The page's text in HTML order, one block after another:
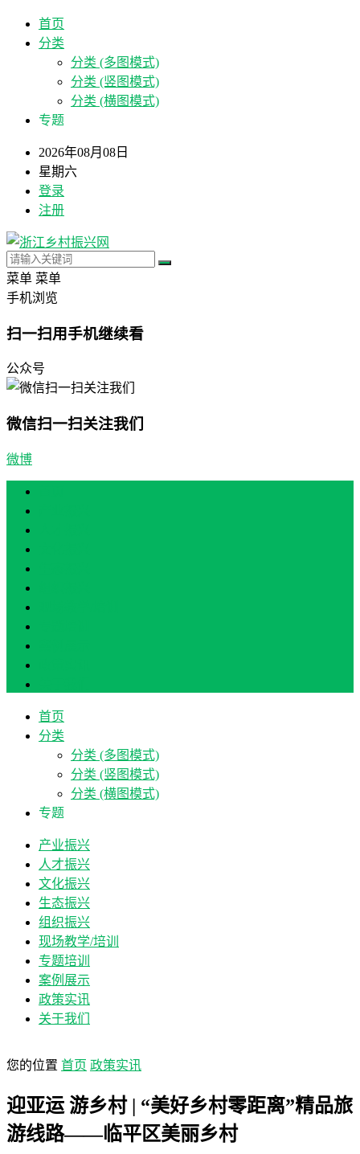
首页
分类
分类 (多图模式)
分类 (竖图模式)
分类 (横图模式)
专题
2026年08月08日
星期六
登录
注册
菜单 菜单
手机浏览
扫一扫用手机继续看
公众号
微信扫一扫关注我们
微博
首页
分类
分类 (多图模式)
分类 (竖图模式)
分类 (横图模式)
专题
产业振兴
人才振兴
文化振兴
生态振兴
组织振兴
现场教学/培训
专题培训
案例展示
政策实讯
关于我们
您的位置 首页 政策实讯
迎亚运 游乡村 | “美好乡村零距离”精品旅
游线路——临平区美丽乡村